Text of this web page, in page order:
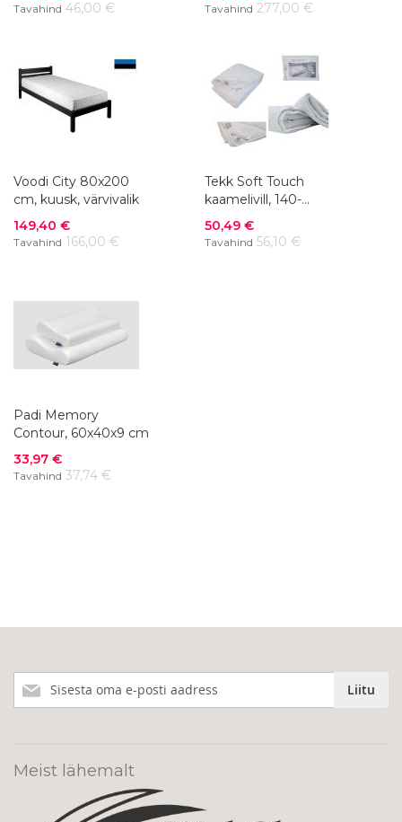
Tavahind 46,00 € Tavahind 277,00 €
Voodi City 80x200
cm, kuusk, värvivalik
Soodushind
149,40 €
Tavahind 166,00 €
Tekk Soft Touch
kaamelivill, 140-
220x200 cm
Soodushind
50,49 €
Tavahind 56,10 €
Padi Memory
Contour, 60x40x9 cm
Soodushind
33,97 €
Tavahind 37,74 €
meie
Liitu
Meist lähemalt